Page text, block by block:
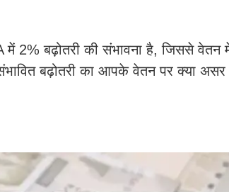
2% बढ़ोतरी की संभावना है, जिससे वेतन में
बढ़ोतरी का आपके वेतन पर क्या असर